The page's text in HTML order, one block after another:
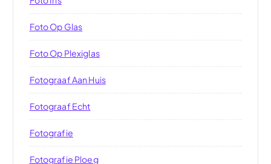
Foto Op Glas
Foto Op Plexiglas
Fotograaf Aan Huis
Fotograaf Echt
Fotografie
Fotografie Ploeg